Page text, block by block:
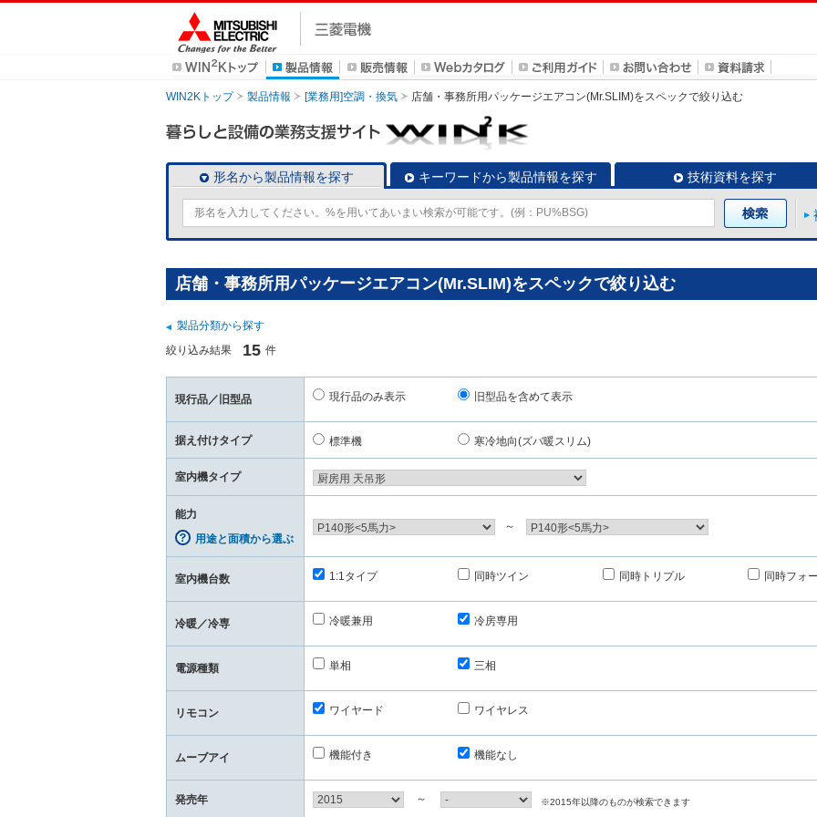
WIN2Kトップ 製品情報 [業務用]空調・換気 店舗・事務所用パッケージエアコン(Mr.SLIM)をスペックで絞り込む
形名から製品情報を探す キーワードから製品情報を探す 技術資料を探す
店舗・事務所用パッケージエアコン(Mr.SLIM)をスペックで絞り込む
製品分類から探す
絞り込み結果
15 件
現行品／旧型品 現行品のみ表示 旧型品を含めて表示
据え付けタイプ 標準機 寒冷地向(ズバ暖スリム)
室内機タイプ
能力
用途と面積から選ぶ
～
室内機台数 1:1タイプ 同時ツイン 同時トリプル 同時フォ
冷暖／冷専 冷暖兼用 冷房専用
電源種類 単相 三相
リモコン ワイヤード ワイヤレス
ムーブアイ 機能付き 機能なし
発売年 ～ ※2015年以降のものが検索できます